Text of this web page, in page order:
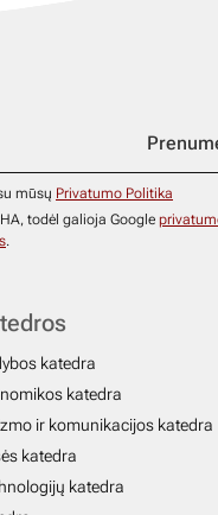
mūsų Privatumo Politika
todėl galioja Google
.
katedra
katedra
ir komunikacijos katedra
katedra
katedra